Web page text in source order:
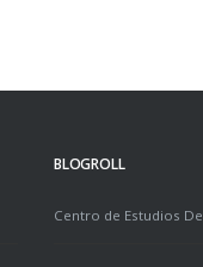
BLOGROLL
Centro de Estudios